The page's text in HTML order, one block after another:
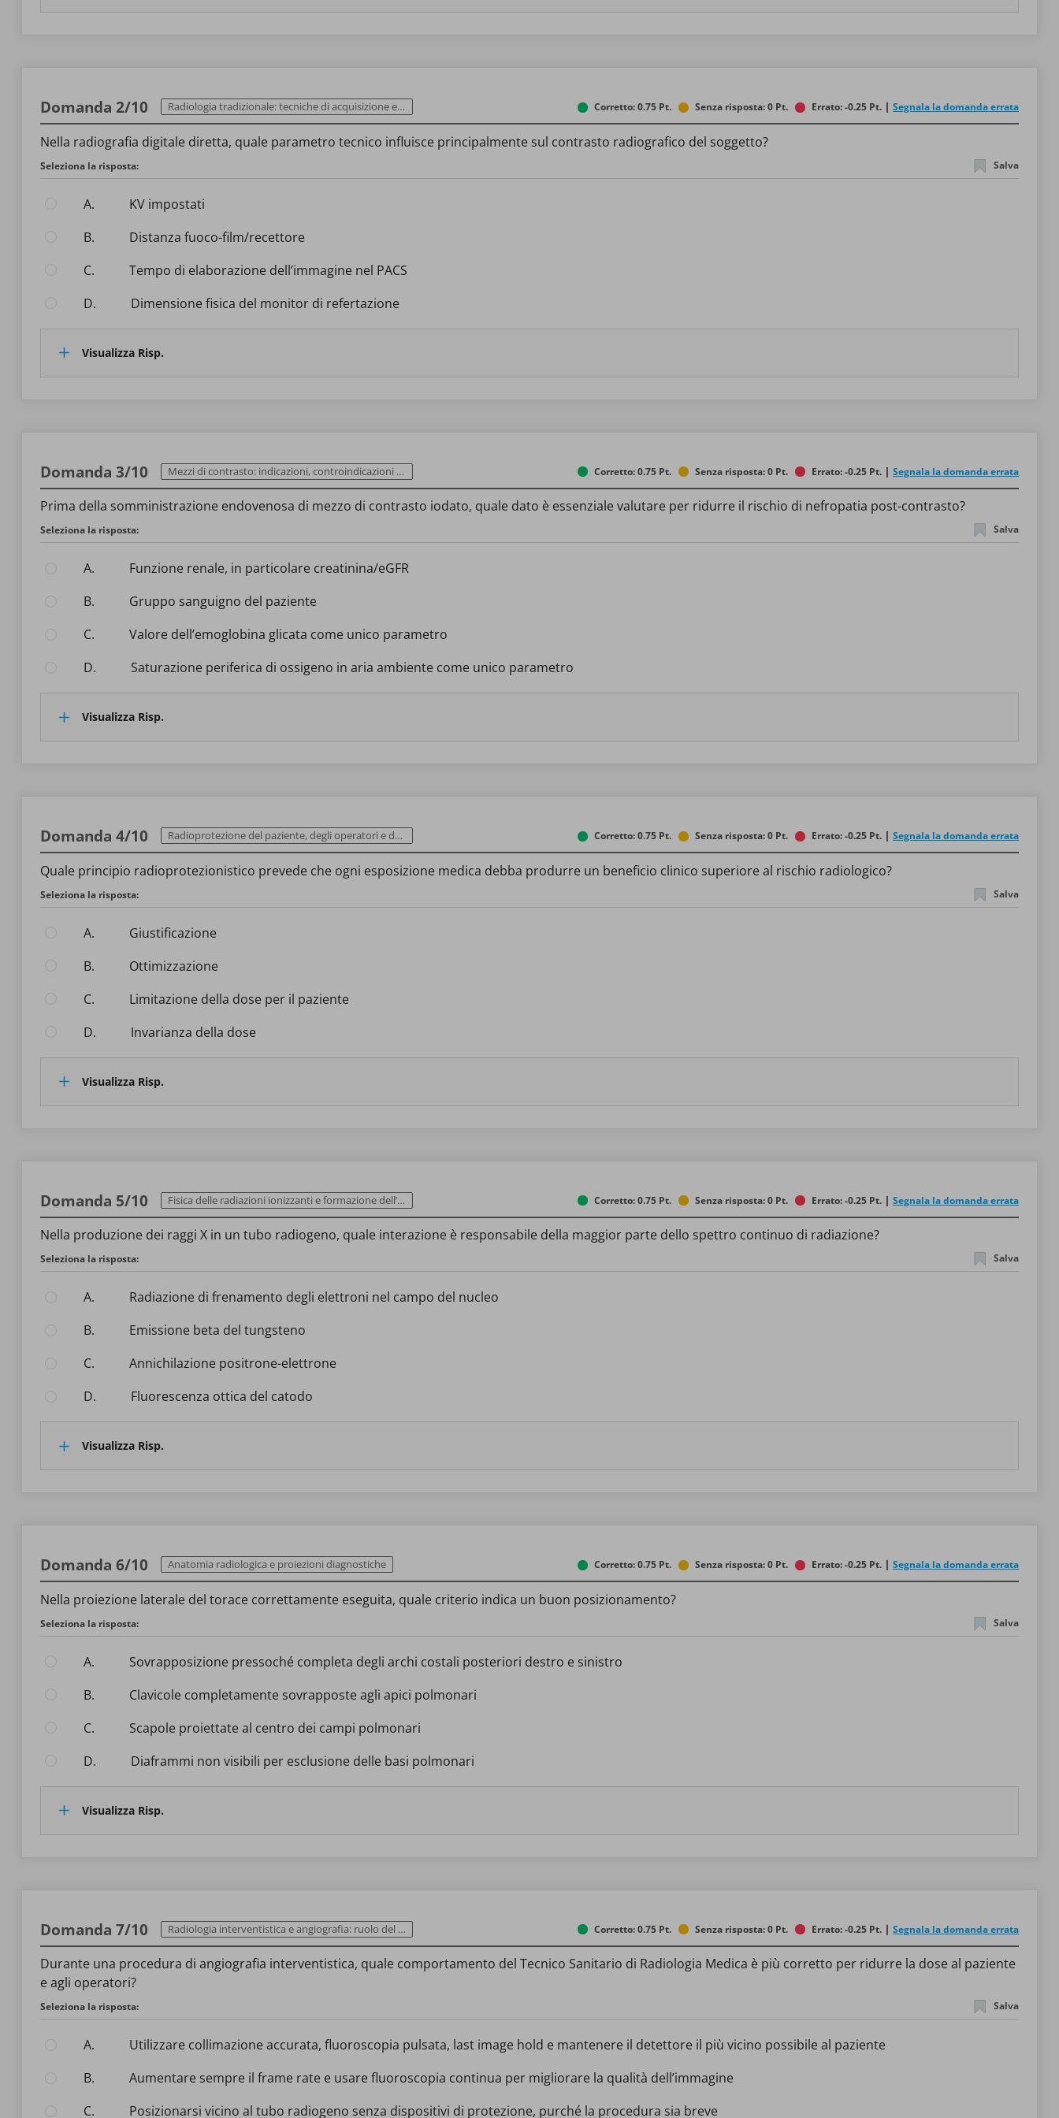
Domanda 2/10 Radiologia tradizionale: tecniche di acquisizione e qualità dell’immagine Corretto: 0.75 Pt. Senza risposta: 0 Pt. Errato: -0.25 Pt. Segnala la domanda errata
Nella radiografia digitale diretta, quale parametro tecnico influisce principalmente sul contrasto radiografico del soggetto?
Seleziona la risposta: Salva
A.
kV impostati
B.
Distanza fuoco-film/recettore
C.
Tempo di elaborazione dell’immagine nel PACS
D.
Dimensione fisica del monitor di refertazione
Visualizza Risp.
Domanda 3/10 Mezzi di contrasto: indicazioni, controindicazioni e gestione delle reazioni avverse Corretto: 0.75 Pt. Senza risposta: 0 Pt. Errato: -0.25 Pt. Segnala la domanda errata
Prima della somministrazione endovenosa di mezzo di contrasto iodato, quale dato è essenziale valutare per ridurre il rischio di nefropatia post-contrasto?
Seleziona la risposta: Salva
A.
Funzione renale, in particolare creatinina/eGFR
B.
Gruppo sanguigno del paziente
C.
Valore dell’emoglobina glicata come unico parametro
D.
Saturazione periferica di ossigeno in aria ambiente come unico parametro
Visualizza Risp.
Domanda 4/10 Radioprotezione del paziente, degli operatori e della popolazione Corretto: 0.75 Pt. Senza risposta: 0 Pt. Errato: -0.25 Pt. Segnala la domanda errata
Quale principio radioprotezionistico prevede che ogni esposizione medica debba produrre un beneficio clinico superiore al rischio radiologico?
Seleziona la risposta: Salva
A.
Giustificazione
B.
Ottimizzazione
C.
Limitazione della dose per il paziente
D.
Invarianza della dose
Visualizza Risp.
Domanda 5/10 Fisica delle radiazioni ionizzanti e formazione dell’immagine Corretto: 0.75 Pt. Senza risposta: 0 Pt. Errato: -0.25 Pt. Segnala la domanda errata
Nella produzione dei raggi X in un tubo radiogeno, quale interazione è responsabile della maggior parte dello spettro continuo di radiazione?
Seleziona la risposta: Salva
A.
Radiazione di frenamento degli elettroni nel campo del nucleo
B.
Emissione beta del tungsteno
C.
Annichilazione positrone-elettrone
D.
Fluorescenza ottica del catodo
Visualizza Risp.
Domanda 6/10 Anatomia radiologica e proiezioni diagnostiche Corretto: 0.75 Pt. Senza risposta: 0 Pt. Errato: -0.25 Pt. Segnala la domanda errata
Nella proiezione laterale del torace correttamente eseguita, quale criterio indica un buon posizionamento?
Seleziona la risposta: Salva
A.
Sovrapposizione pressoché completa degli archi costali posteriori destro e sinistro
B.
Clavicole completamente sovrapposte agli apici polmonari
C.
Scapole proiettate al centro dei campi polmonari
D.
Diaframmi non visibili per esclusione delle basi polmonari
Visualizza Risp.
Domanda 7/10 Radiologia interventistica e angiografia: ruolo del tecnico e sicurezza Corretto: 0.75 Pt. Senza risposta: 0 Pt. Errato: -0.25 Pt. Segnala la domanda errata
Durante una procedura di angiografia interventistica, quale comportamento del Tecnico Sanitario di Radiologia Medica è più corretto per ridurre la dose al paziente
e agli operatori?
Seleziona la risposta: Salva
A.
Utilizzare collimazione accurata, fluoroscopia pulsata, last image hold e mantenere il detettore il più vicino possibile al paziente
B.
Aumentare sempre il frame rate e usare fluoroscopia continua per migliorare la qualità dell’immagine
C.
Posizionarsi vicino al tubo radiogeno senza dispositivi di protezione, purché la procedura sia breve